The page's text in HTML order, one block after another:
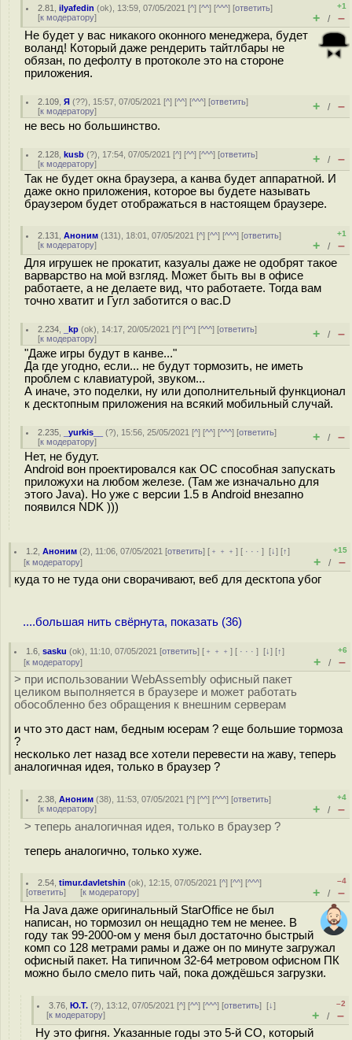
2.81 ,ilyafedin (ok), 13:59, 07/05/2021 [^] [^^] [^^^] [ответить]
[к модератору]
+1
+ / –
Не будет у вас никакого оконного менеджера, будет
воланд! Который даже рендерить тайтлбары не
обязан, по дефолту в протоколе это на стороне
приложения.
2.109 ,Я (??), 15:57, 07/05/2021 [^] [^^] [^^^] [ответить]
[к модератору] + / –
не весь но большинство.
2.128 ,kusb (?), 17:54, 07/05/2021 [^] [^^] [^^^] [ответить]
[к модератору] + / –
Так не будет окна браузера, а канва будет аппаратной. И
даже окно приложения, которое вы будете называть
браузером будет отображаться в настоящем браузере.
2.131 ,Аноним (131), 18:01, 07/05/2021 [^] [^^] [^^^] [ответить]
[к модератору]
+1
+ / –
Для игрушек не прокатит, казуалы даже не одобрят такое
варварство на мой взгляд. Может быть вы в офисе
работаете, а не делаете вид, что работаете. Тогда вам
точно хватит и Гугл заботится о вас.D
2.234 _kp (ok), 14:17, 20/05/2021 [^] [^^] [^^^] [ответить]
[к модератору] + / –
"Даже игры будут в канве..."
Да где угодно, если... не будут тормозить, не иметь
проблем с клавиатурой, звуком...
А иначе, это поделки, ну или дополнительный функционал
к десктопным приложения на всякий мобильный случай.
2.235 _yurkis__ (?), 15:56, 25/05/2021 [^] [^^] [^^^] [ответить]
[к модератору] + / –
Нет, не будут.
Android вон проектировался как ОС способная запускать
приложухи на любом железе. (Там же изначально для
этого Java). Но уже с версии 1.5 в Android внезапно
появился NDK )))
1.2 ,Аноним (2), 11:06, 07/05/2021 [ответить] [ ﹢﹢﹢] [ · · ·][↓] [↑]
[к модератору]
+15
+ / –
куда то не туда они сворачивают, веб для десктопа убог
....большая нить свёрнута, показать (36)
1.6 ,sasku (ok), 11:10, 07/05/2021 [ответить] [ ﹢﹢﹢] [ · · ·][↓] [↑]
[к модератору]
+6
+ / –
> при использовании WebAssembly офисный пакет
целиком выполняется в браузере и может работать
обособленно без обращения к внешним серверам
и что это даст нам, бедным юсерам ? еще большие тормоза
?
несколько лет назад все хотели перевести на жаву, теперь
аналогичная идея, только в браузер ?
2.38 ,Аноним (38), 11:53, 07/05/2021 [^] [^^] [^^^] [ответить]
[к модератору]
+4
+ / –
> теперь аналогичная идея, только в браузер ?
теперь аналогично, только хуже.
2.54 ,timur.davletshin (ok), 12:15, 07/05/2021 [^] [^^] [^^^]
[ответить] [к модератору]
–4
+ / –
На Java даже оригинальный StarOffice не был
написан, но тормозил он нещадно тем не менее. В
году так 99-2000-ом у меня был достаточно быстрый
комп со 128 метрами рамы и даже он по минуте загружал
офисный пакет. На типичном 32-64 метровом офисном ПК
можно было смело пить чай, пока дождёшься загрузки.
3.76 ,Ю.Т. (?), 13:12, 07/05/2021 [^] [^^] [^^^] [ответить][↓]
[к модератору]
–2
+ / –
Ну это фигня. Указанные годы это 5-й СО, который